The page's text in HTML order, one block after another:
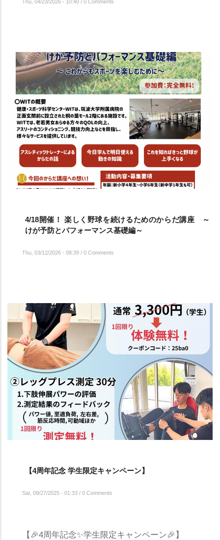
Thu, 04/23/2026 - 10:40 / 0 Comments
4/18開催！ 楽しく野球を続けるためのからだ講座 ～
けが予防とパフォーマンス基礎編～
Thu, 03/12/2026 - 08:39 / 0 Comments
【4周年記念 学生限定キャンペーン】
Sat, 09/27/2025 - 01:33 / 0 Comments
【🎉4周年記念✨学生限定キャンペーン🎉】